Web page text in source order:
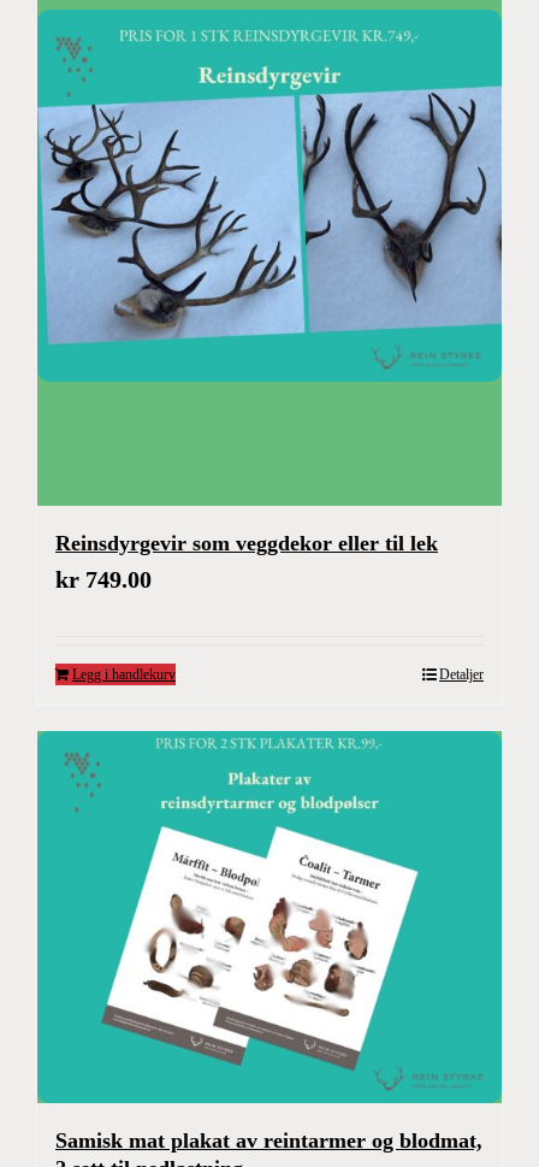
Reinsdyrgevir som veggdekor eller til lek
kr 749.00
Legg i handlekurv Detaljer
Samisk mat plakat av reintarmer og blodmat,